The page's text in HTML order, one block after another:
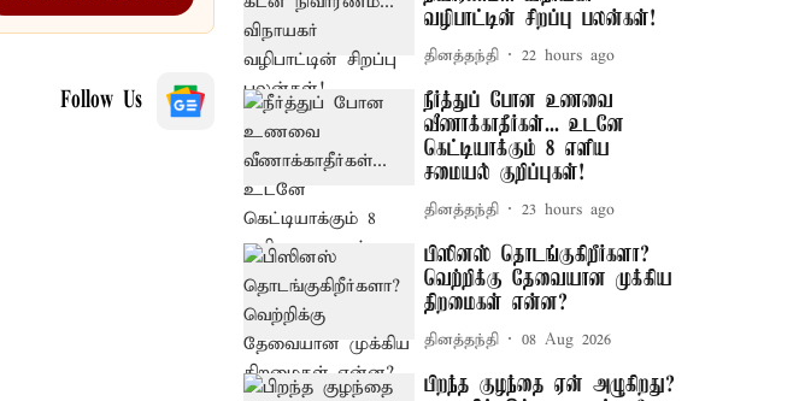
Follow Us
வழிபாட்டின் சிறப்பு பலன்கள்!
தினத்தந்தி 22 hours ago
நீர்த்துப் போன உணவை
வீணாக்காதீர்கள்... உடனே
கெட்டியாக்கும் 8 எளிய
சமையல் குறிப்புகள்!
தினத்தந்தி 23 hours ago
பிஸினஸ் தொடங்குகிறீர்களா?
வெற்றிக்கு தேவையான முக்கிய
திறமைகள் என்ன?
தினத்தந்தி 08 Aug 2026
பிறந்த குழந்தை ஏன் அழுகிறது?